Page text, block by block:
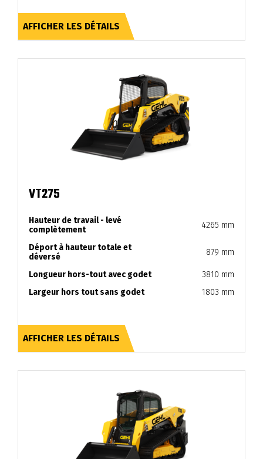
AFFICHER LES DÉTAILS
VT275
Hauteur de travail - levé
complètement
4265 mm
Déport à hauteur totale et
déversé
879 mm
Longueur hors-tout avec godet
3810 mm
Largeur hors tout sans godet
1803 mm
AFFICHER LES DÉTAILS